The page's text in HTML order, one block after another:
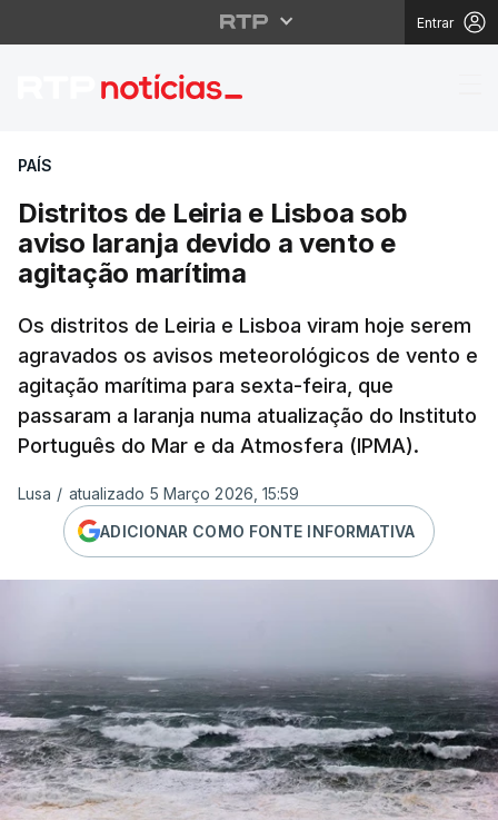
Entrar
Distritos de Leiria e
PAÍS
Distritos de Leiria e Lisboa sob
aviso laranja devido a vento e
agitação marítima
Os distritos de Leiria e Lisboa viram hoje serem
agravados os avisos meteorológicos de vento e
agitação marítima para sexta-feira, que
passaram a laranja numa atualização do Instituto
Português do Mar e da Atmosfera (IPMA).
Lusa / atualizado 5 Março 2026, 15:59
ADICIONAR COMO FONTE INFORMATIVA